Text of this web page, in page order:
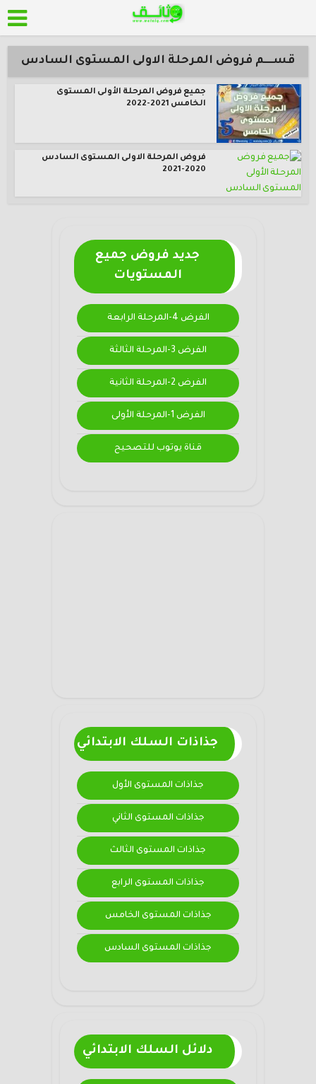
قســــم فروض المرحلة الاولى المستوى السادس
جميع فروض المرحلة الأولى المستوى
الخامس 2021-2022
فروض المرحلة الاولى المستوى السادس
2020-2021
جديد فروض جميع
المستويات
الفرض 4-المرحلة الرابعة
الفرض 3-المرحلة الثالثة
الفرض 2-المرحلة الثانية
الفرض 1-المرحلة الأولى
قناة يوتوب للتصحيح
جذاذات السلك الابتدائي
جذاذات المستوى الأول
جذاذات المستوى الثاني
جذاذات المستوى الثالث
جذاذات المستوى الرابع
جذاذات المستوى الخامس
جذاذات المستوى السادس
دلائل السلك الابتدائي